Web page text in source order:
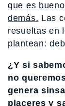
que es
demás. Las
resueltas en
plantean:
¿Y si
no
genera
placeres y